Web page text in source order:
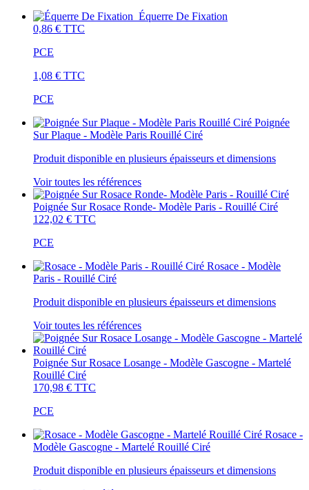
Équerre De Fixation
0,86 € TTC
PCE
1,08 € TTC
PCE
Poignée
Sur Plaque - Modèle Paris Rouillé Ciré
Produit disponible en plusieurs épaisseurs et dimensions
Voir toutes les références
Poignée Sur Rosace Ronde- Modèle Paris - Rouillé Ciré
122,02 € TTC
PCE
Rosace - Modèle
Paris - Rouillé Ciré
Produit disponible en plusieurs épaisseurs et dimensions
Voir toutes les références
Poignée Sur Rosace Losange - Modèle Gascogne - Martelé
Rouillé Ciré
170,98 € TTC
PCE
Rosace -
Modèle Gascogne - Martelé Rouillé Ciré
Produit disponible en plusieurs épaisseurs et dimensions